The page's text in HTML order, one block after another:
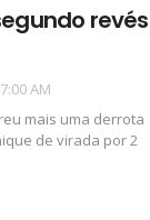
revés
AM
mais uma derrota
de virada por 2